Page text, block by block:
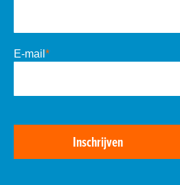
E-mail *
Inschrijven